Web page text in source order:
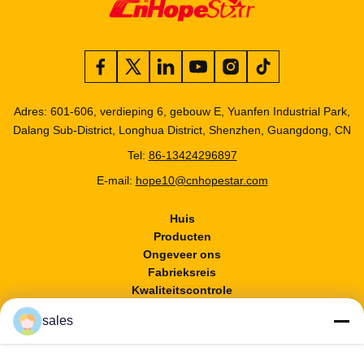
Adres: 601-606, verdieping 6, gebouw E, Yuanfen Industrial Park,
Dalang Sub-District, Longhua District, Shenzhen, Guangdong, CN
Tel: 86-13424296897
E-mail: hope10@cnhopestar.com
Huis
Producten
Ongeveer ons
Fabrieksreis
Kwaliteitscontrole
sales